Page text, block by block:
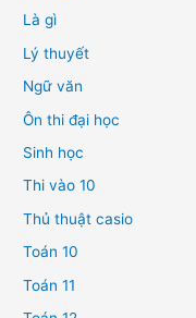
Là gì
Lý thuyết
Ngữ văn
Ôn thi đại học
Sinh học
Thi vào 10
Thủ thuật casio
Toán 10
Toán 11